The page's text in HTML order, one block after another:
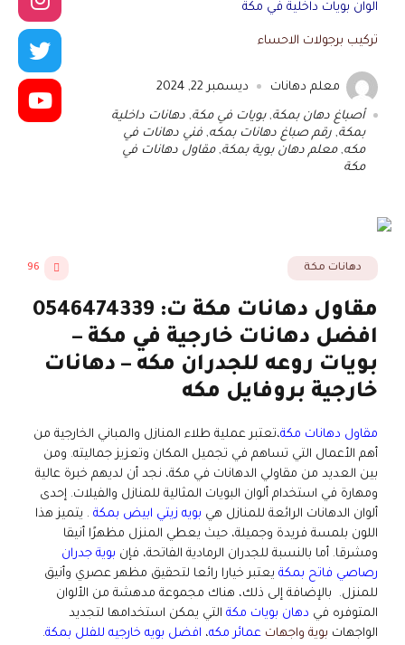
الوان بويات داخلية في مكة
تركيب برجولات الاحساء
معلم دهانات ديسمبر 22, 2024
أصباغ دهان بمكة,بويات في مكة, دهانات داخلية
بمكة, رقم صباغ دهانات بمكه, فني دهانات في
مكه,معلم دهان بوية بمكة,مقاول دهانات في
مكة
دهانات مكة 96
مقاول دهانات مكة ت: 0546474339
افضل دهانات خارجية في مكة –
بويات روعه للجدران مكه – دهانات
خارجية بروفايل مكه
مقاول دهانات مكة،تعتبر عملية طلاء المنازل والمباني الخارجية من
أهم الأعمال التي تساهم في تجميل المكان وتعزيز جماليته. ومن
بين العديد من مقاولي الدهانات في مكة، نجد أن لديهم خبرة عالية
ومهارة في استخدام ألوان البويات المثالية للمنازل والفيلات. إحدى
ألوان الدهانات الرائعة للمنازل هي بويه زيتي ابيض بمكة . يتميز هذا
اللون بلمسة فريدة وجميلة، حيث يعطي المنزل مظهرًا أنيقا
ومشرقا. أما بالنسبة للجدران الرمادية الفاتحة، فإن بوية جدران
رصاصي فاتح بمكة يعتبر خيارا رائعا لتحقيق مظهر عصري وأنيق
للمنزل. بالإضافة إلى ذلك، هناك مجموعة مدهشة من الألوان
المتوفره في دهان بويات مكة التي يمكن استخدامها لتجديد
الواجهات بوية واجهات عمائر مكه، افضل بويه خارجيه للفلل بمكة.